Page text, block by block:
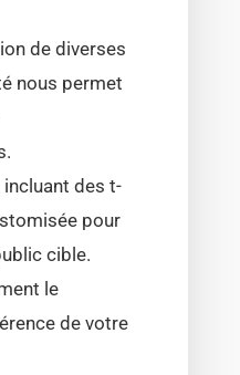
de diverses
nous permet
des t-
pour
cible.
le
de votre